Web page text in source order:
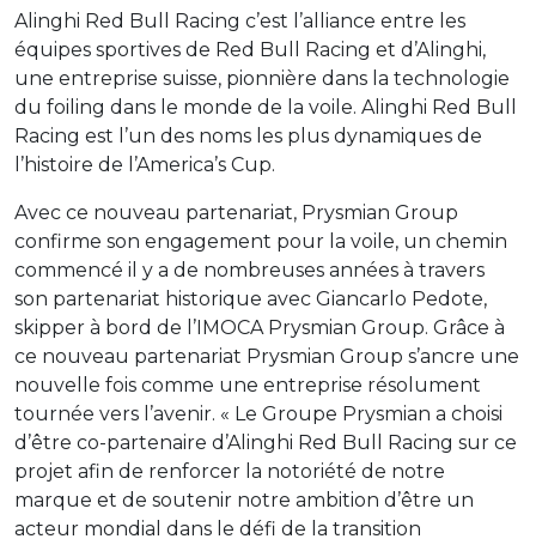
Alinghi Red Bull Racing c’est l’alliance entre les
équipes sportives de Red Bull Racing et d’Alinghi,
une entreprise suisse, pionnière dans la technologie
du foiling dans le monde de la voile. Alinghi Red Bull
Racing est l’un des noms les plus dynamiques de
l’histoire de l’America’s Cup.
Avec ce nouveau partenariat, Prysmian Group
confirme son engagement pour la voile, un chemin
commencé il y a de nombreuses années à travers
son partenariat historique avec Giancarlo Pedote,
skipper à bord de l’IMOCA Prysmian Group. Grâce à
ce nouveau partenariat Prysmian Group s’ancre une
nouvelle fois comme une entreprise résolument
tournée vers l’avenir. « Le Groupe Prysmian a choisi
d’être co-partenaire d’Alinghi Red Bull Racing sur ce
projet afin de renforcer la notoriété de notre
marque et de soutenir notre ambition d’être un
acteur mondial dans le défi de la transition